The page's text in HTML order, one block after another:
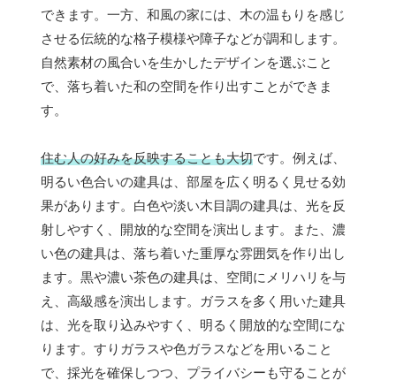
できます。一方、和風の家には、木の温もりを感じ
させる伝統的な格子模様や障子などが調和します。
自然素材の風合いを生かしたデザインを選ぶこと
で、落ち着いた和の空間を作り出すことができま
す。
住む人の好みを反映することも大切です。例えば、
明るい色合いの建具は、部屋を広く明るく見せる効
果があります。白色や淡い木目調の建具は、光を反
射しやすく、開放的な空間を演出します。また、濃
い色の建具は、落ち着いた重厚な雰囲気を作り出し
ます。黒や濃い茶色の建具は、空間にメリハリを与
え、高級感を演出します。ガラスを多く用いた建具
は、光を取り込みやすく、明るく開放的な空間にな
ります。すりガラスや色ガラスなどを用いること
で、採光を確保しつつ、プライバシーも守ることが